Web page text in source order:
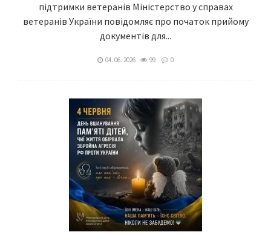
підтримки ветеранів Міністерство у справах
ветеранів України повідомляє про початок прийому
документів для...
04. 06. 2026 99 0